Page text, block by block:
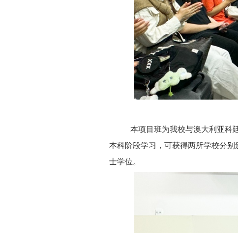
本项目班为我校与澳大利亚科
本科阶段学习，可获得两所学校分
士学位。